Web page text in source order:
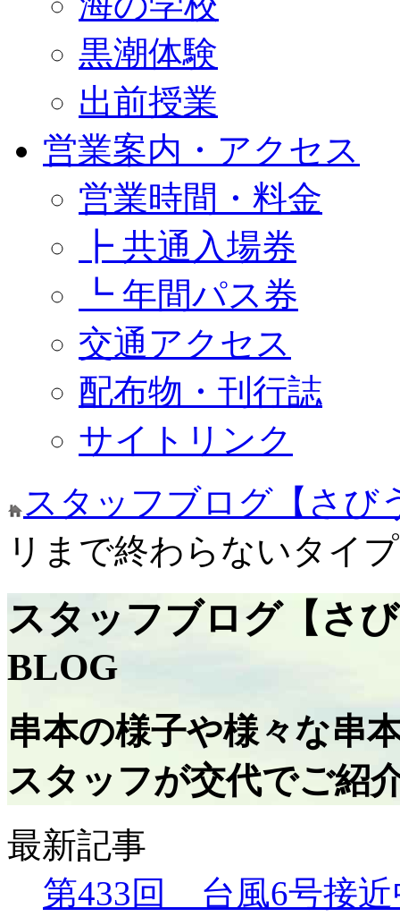
黒潮体験
出前授業
営業案内・アクセス
営業時間・料金
┣ 共通入場券
┗ 年間パス券
交通アクセス
配布物・刊行誌
サイトリンク
スタッフブログ【さび
リまで終わらないタイ
スタッフブログ【さ
BLOG
串本の様子や様々な串
スタッフが交代でご紹
最新記事
第433回 台風6号接近